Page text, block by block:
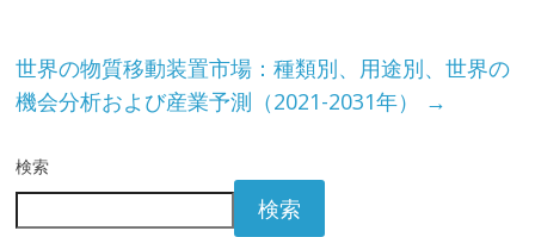
世界の物質移動装置市場：種類別、用途別、世界の
機会分析および産業予測（2021-2031年）
→
検索
検索